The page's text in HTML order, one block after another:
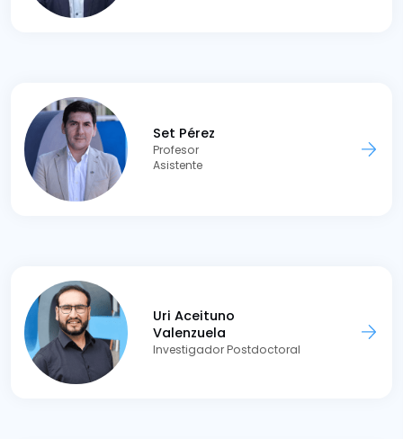
Set Pérez
Profesor
Asistente
Uri Aceituno
Valenzuela
Investigador Postdoctoral